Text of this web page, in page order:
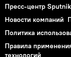
Пресс-центр Sputnik
Новости компаний
Политика
Правила
технологий